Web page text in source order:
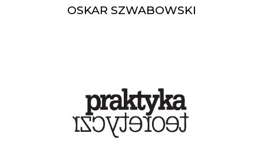
OSKAR SZWABOWSKI